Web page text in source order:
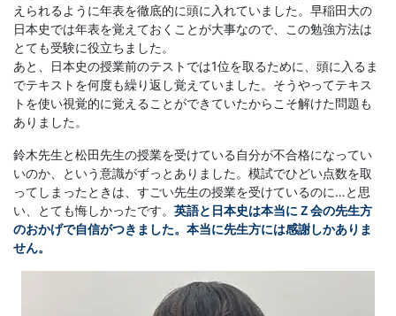
えられるように年表を徹底的に頭に入れていました。早稲田大の
日本史では年表を覚えておくことが大事なので、この勉強方法は
とても受験に役立ちました。
あと、日本史の授業前のテストでは1位を取るために、頭に入るま
でテキストを何度も繰り返し覚えていました。そうやってテキス
トを使い視覚的に覚えることができていたからこそ解けた問題も
ありました。
鈴木先生と松田先生の授業を受けている自分が不合格になってい
いのか、という意識がずっとありました。模試でひどい点数を取
ってしまったときは、すごい先生の授業を受けているのに…と思
い、とても悔しかったです。 英語と日本史は本当にＺ会の先生方
のおかげで自信がつきました。本当に先生方には感謝しかありま
せん。